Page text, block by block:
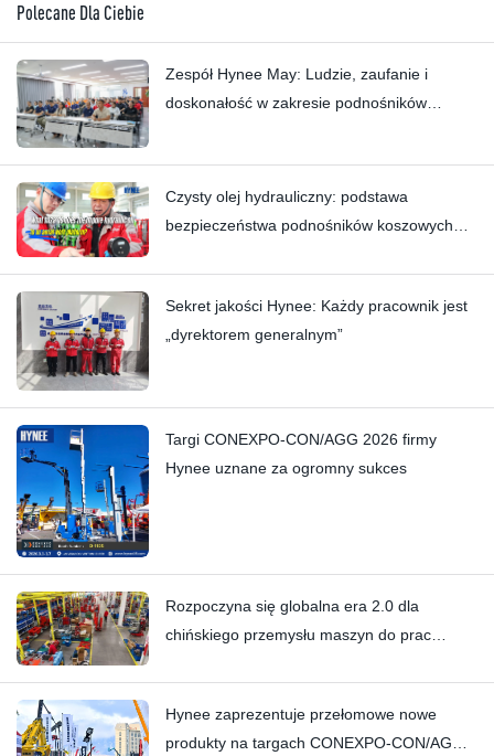
Polecane Dla Ciebie
Zespół Hynee May: Ludzie, zaufanie i
doskonałość w zakresie podnośników
Czysty olej hydrauliczny: podstawa
bezpieczeństwa podnośników koszowych
Sekret jakości Hynee: Każdy pracownik jest
„dyrektorem generalnym”
Targi CONEXPO-CON/AGG 2026 firmy
Hynee uznane za ogromny sukces
Rozpoczyna się globalna era 2.0 dla
chińskiego przemysłu maszyn do prac
Hynee zaprezentuje przełomowe nowe
produkty na targach CONEXPO-CON/AGG